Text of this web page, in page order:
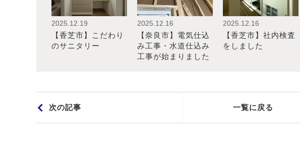
2025.12.19
【香芝市】こだわり
のサニタリー
2025.12.16
【奈良市】電気仕込
み工事・水道仕込み
工事が始まりました
2025.12.16
【香芝市】社内検査
をしました
次の記事 一覧に戻る